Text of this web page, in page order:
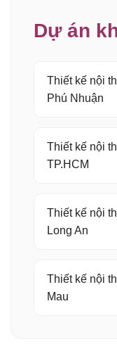
Dự án
Thiết kế nội
Phú Nhuận
Thiết kế nội
TP.HCM
Thiết kế nội
Long An
Thiết kế nội
Mau